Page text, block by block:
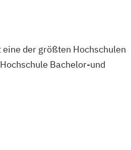
der größten Hochschulen
Bachelor-und